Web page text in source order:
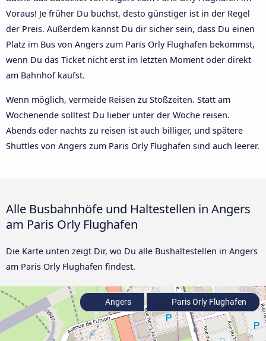
Voraus! Je früher Du buchst, desto günstiger ist in der Regel
der Preis. Außerdem kannst Du dir sicher sein, dass Du einen
Platz im Bus von Angers zum Paris Orly Flughafen bekommst,
wenn Du das Ticket nicht erst im letzten Moment oder direkt
am Bahnhof kaufst.
Wenn möglich, vermeide Reisen zu Stoßzeiten. Statt am
Wochenende solltest Du lieber unter der Woche reisen.
Abends oder nachts zu reisen ist auch billiger, und spätere
Shuttles von Angers zum Paris Orly Flughafen sind auch leerer.
Alle Busbahnhöfe und Haltestellen in Angers
am Paris Orly Flughafen
Die Karte unten zeigt Dir, wo Du alle Bushaltestellen in Angers
am Paris Orly Flughafen findest.
Angers Paris Orly Flughafen